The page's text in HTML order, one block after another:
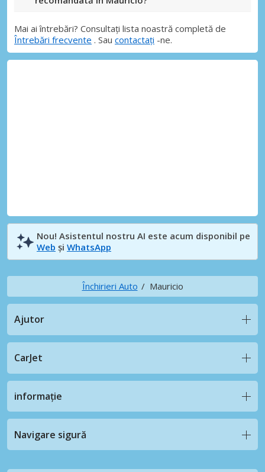
Mai ai întrebări? Consultați lista noastră completă de
Întrebări frecvente . Sau contactați -ne.
Nou! Asistentul nostru AI este acum disponibil pe
Web și WhatsApp
Închirieri Auto Mauricio
Ajutor
CarJet
informație
Navigare sigură